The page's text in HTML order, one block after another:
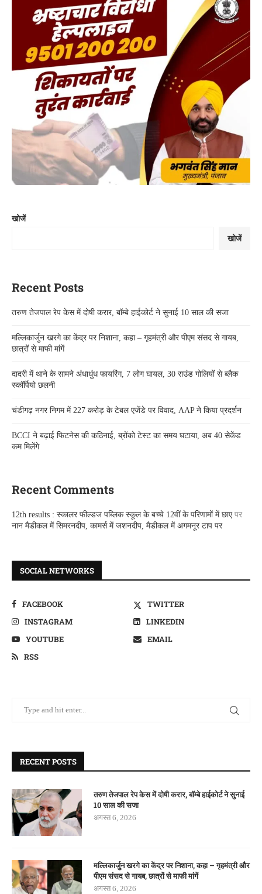
खोजें
खोजें
Recent Posts
तरुण तेजपाल रेप केस में दोषी करार, बॉम्बे हाईकोर्ट ने सुनाई 10 साल की सजा
मल्लिकार्जुन खरगे का केंद्र पर निशाना, कहा – गृहमंत्री और पीएम संसद से गायब,
छात्रों से माफी मांगें
दादरी में थाने के सामने अंधाधुंध फायरिंग, 7 लोग घायल, 30 राउंड गोलियों से ब्लैक
स्कॉर्पियो छलनी
चंडीगढ़ नगर निगम में 227 करोड़ के टेबल एजेंडे पर विवाद, AAP ने किया प्रदर्शन
BCCI ने बढ़ाई फिटनेस की कठिनाई, ब्रोंको टेस्ट का समय घटाया, अब 40 सेकेंड
कम मिलेंगे
Recent Comments
12th results : स्कालर फील्डज पब्लिक स्कूल के बच्चे 12वीं के परिणामों में छाएपर
नान मैडीकल में सिमरनदीप, कामर्स में जशनदीप, मैडीकल में अगमनूर टाप पर
SOCIAL NETWORKS
FACEBOOK
TWITTER
INSTAGRAM
LINKEDIN
YOUTUBE
EMAIL
RSS
RECENT POSTS
तरुण तेजपाल रेप केस में दोषी करार, बॉम्बे हाईकोर्ट ने सुनाई
10 साल की सजा
अगस्त 6, 2026
मल्लिकार्जुन खरगे का केंद्र पर निशाना, कहा – गृहमंत्री और
पीएम संसद से गायब, छात्रों से माफी मांगें
अगस्त 6, 2026